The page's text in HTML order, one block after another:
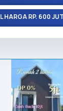
HARGA RP. 600